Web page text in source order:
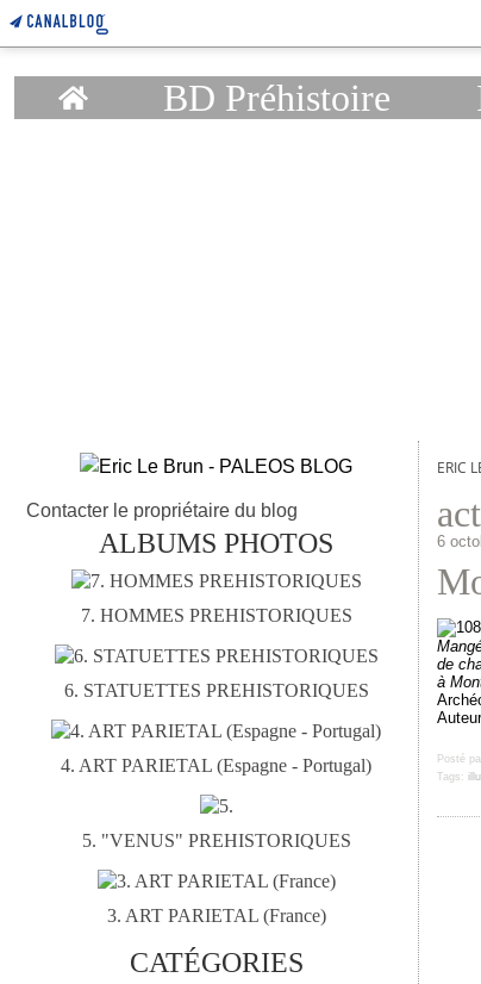
Home BD Préhistoire
Contacter le propriétaire du blog
ALBUMS PHOTOS
7. HOMMES PREHISTORIQUES
6. STATUETTES PREHISTORIQUES
4. ART PARIETAL (Espagne - Portugal)
5. "VENUS" PREHISTORIQUES
3. ART PARIETAL (France)
CATÉGORIES
ERIC
6
de
à
Posté
Tags: